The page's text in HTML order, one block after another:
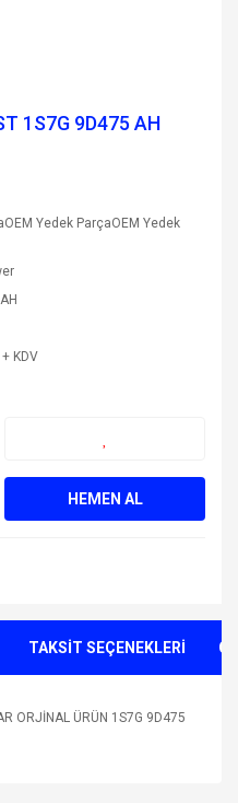
1S7G 9D475 AH
Yedek ParçaOEM Yedek
KDV
HEMEN AL
TAKSİT SEÇENEKLERİ
ORJİNAL ÜRÜN 1S7G 9D475